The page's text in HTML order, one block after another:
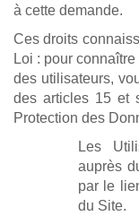
à cette demande.
Ces droits
Loi : pour
des utilisateurs,
des articles 15 et
Protection des
Les
auprès
par le
du Site.